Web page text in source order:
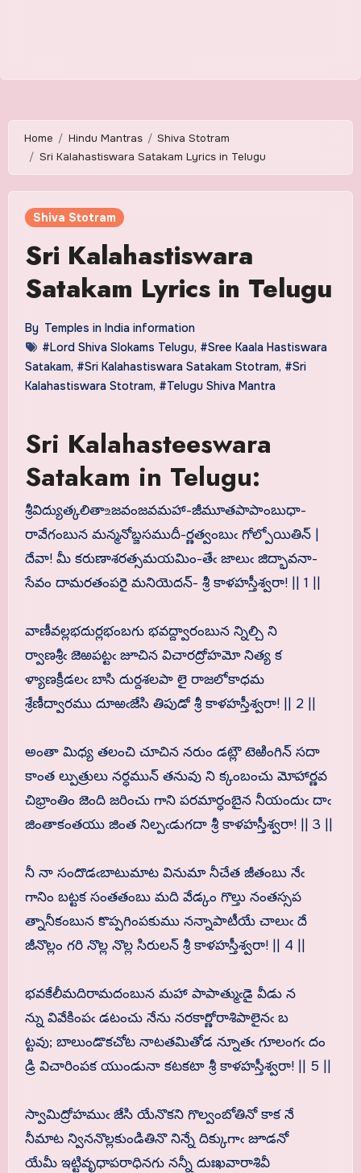
Home Hindu Mantras
Shiva Stotram
Sri Kalahastiswara Satakam Lyrics in Telugu
Shiva Stotram
Sri Kalahastiswara
Satakam Lyrics in Telugu
By Temples in India information
#Lord Shiva Slokams Telugu, #Sree Kaala Hastiswara
Satakam, #Sri Kalahastiswara Satakam Stotram, #Sri
Kalahastiswara Stotram, #Telugu Shiva Mantra
Sri Kalahasteeswara
Satakam in Telugu:
శ్రీవిద్యుత్కలితా‌உజవంజవమహా-జీమూతపాపాంబుధా-
రావేగంబున మన్మనోబ్జసముదీ-ర్ణత్వంబుఁ గోల్పోయితిన్ |
దేవా! మీ కరుణాశరత్సమయమిం-తేఁ జాలుఁ జిద్భావనా-
సేవం దామరతంపరై మనియెదన్- శ్రీ కాళహస్తీశ్వరా! || 1 ||
వాణీవల్లభదుర్లభంబగు భవద్ద్వారంబున న్నిల్చి ని
ర్వాణశ్రీఁ జెఱపట్టఁ జూచిన విచారద్రోహమో నిత్య క
ళ్యాణక్రీడలఁ బాసి దుర్దశలపా లై రాజలోకాధమ
శ్రేణీద్వారము దూఱఁజేసి తిపుడో శ్రీ కాళహస్తీశ్వరా! || 2 ||
అంతా మిధ్య తలంచి చూచిన నరుం డట్లౌ టెఱింగిన్ సదా
కాంత ల్పుత్రులు నర్ధమున్ తనువు ని క్కంబంచు మోహార్ణవ
చిభ్రాంతిం జెంది జరించు గాని పరమార్ధంబైన నీయందుఁ దాఁ
జింతాకంతయు జింత నిల్పఁడుగదా శ్రీ కాళహస్తీశ్వరా! || 3 ||
నీ నా సందొడఁబాటుమాట వినుమా నీచేత జీతంబు నేఁ
గానిం బట్టక సంతతంబు మది వేడ్కం గొల్తు నంతస్సప
త్నానీకంబున కొప్పగింపకుము నన్నాపాటీయే చాలుఁ దే
జీనొల్లం గరి నొల్ల నొల్ల సిరులన్ శ్రీ కాళహస్తీశ్వరా! || 4 ||
భవకేలీమదిరామదంబున మహా పాపాత్ముఁడై వీడు న
న్ను వివేకింపఁ డటంచు నేను నరకార్ణోరాశిపాలైనఁ బ
ట్టవు; బాలుండొకచోట నాటతమితోడ న్నూతఁ గూలంగఁ దం
డ్రి విచారింపక యుండునా కటకటా శ్రీ కాళహస్తీశ్వరా! || 5 ||
స్వామిద్రోహముఁ జేసి యేనొకని గొల్వంబోతినో కాక నే
నీమాట న్విననొల్లకుండితినొ నిన్నే దిక్కుగాఁ జూడనో
యేమీ ఇట్టివృధాపరాధినగు నన్నీ దుఃఖవారాశివీ